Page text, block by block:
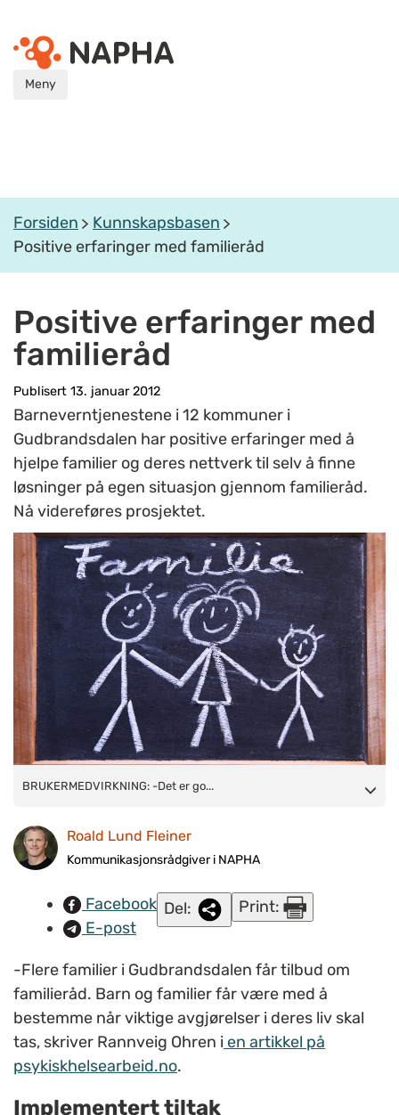
Meny
Forsiden
Kunnskapsbasen
Positive erfaringer med familieråd
Positive erfaringer med
familieråd
Publisert 13. januar 2012
Barneverntjenestene i 12 kommuner i
Gudbrandsdalen har positive erfaringer med å
hjelpe familier og deres nettverk til selv å finne
løsninger på egen situasjon gjennom familieråd.
Nå videreføres prosjektet.
BRUKERMEDVIRKNING: -Det er godt dokumentert at
involverte et eierskapsforhold til beslutningene som tas,
skriver Rannveig Ohren i en artikkel på
www.colourbox.no.
BRUKERMEDVIRKNING: -Det er go...
Roald Lund Fleiner
Kommunikasjonsrådgiver i NAPHA
Facebook
E-post
Del: Print:
-Flere familier i Gudbrandsdalen får tilbud om
familieråd. Barn og familier får være med å
bestemme når viktige avgjørelser i deres liv skal
tas, skriver Rannveig Ohren ien artikkel på
psykiskhelsearbeid.no.
Implementert tiltak